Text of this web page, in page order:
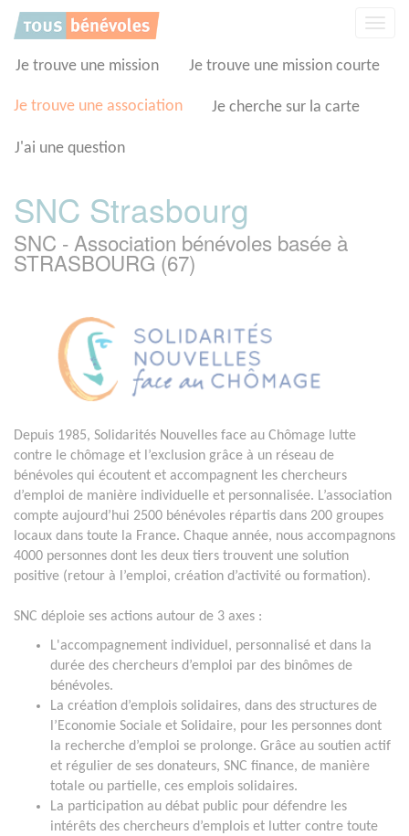
Je trouve une mission Je trouve une mission courte
Je trouve une association Je cherche sur la carte
J'ai une question
SNC Strasbourg
SNC - Association bénévoles basée à
STRASBOURG (67)
Depuis 1985, Solidarités Nouvelles face au Chômage lutte
contre le chômage et l’exclusion grâce à un réseau de
bénévoles qui écoutent et accompagnent les chercheurs
d’emploi de manière individuelle et personnalisée. L’association
compte aujourd’hui 2500 bénévoles répartis dans 200 groupes
locaux dans toute la France. Chaque année, nous accompagnons
4000 personnes dont les deux tiers trouvent une solution
positive (retour à l’emploi, création d’activité ou formation).
SNC déploie ses actions autour de 3 axes :
L'accompagnement individuel, personnalisé et dans la
durée des chercheurs d’emploi par des binômes de
bénévoles.
La création d’emplois solidaires, dans des structures de
l’Economie Sociale et Solidaire, pour les personnes dont
la recherche d’emploi se prolonge. Grâce au soutien actif
et régulier de ses donateurs, SNC finance, de manière
totale ou partielle, ces emplois solidaires.
La participation au débat public pour défendre les
intérêts des chercheurs d’emplois et lutter contre toute
Panneau de gestion des cookies